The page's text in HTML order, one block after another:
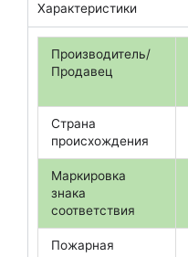
Характеристики
Производитель/
Продавец
Страна
происхождения
Маркировка
знака
соответствия
Пожарная